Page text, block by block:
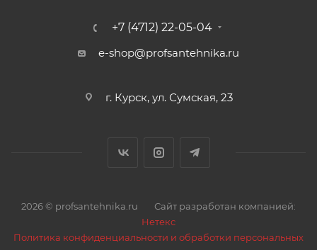
+7 (4712) 22-05-04
e-shop@profsantehnika.ru
г. Курск, ул. Сумская, 23
2026 © profsantehnika.ru
Сайт разработан компанией:
Нетекс
Политика конфиденциальности и обработки персональных